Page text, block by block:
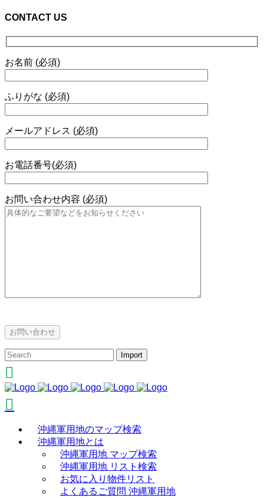
CONTACT US
お名前 (必須)
ふりがな (必須)
メールアドレス (必須)
お電話番号(必須)
お問い合わせ内容 (必須)
沖縄軍用地のマップ検索
沖縄軍用地とは
沖縄軍用地 マップ検索
沖縄軍用地 リスト検索
お気に入り物件リスト
よくあるご質問 沖縄軍用地